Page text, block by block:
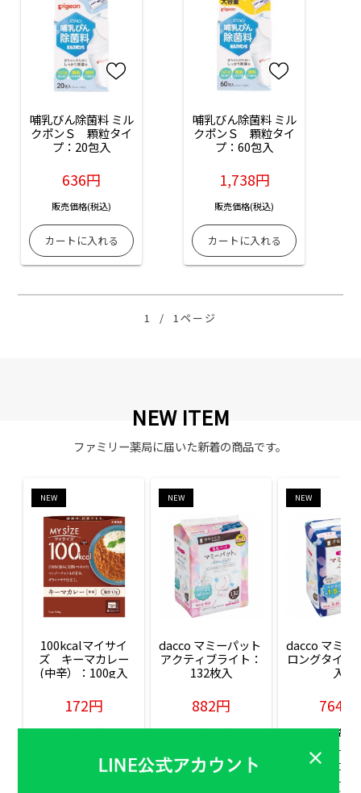
哺乳びん除菌料 ミル
クポンＳ　顆粒タイ
プ：20包入
636円
販売価格(税込)
哺乳びん除菌料 ミル
クポンＳ　顆粒タイ
プ：60包入
1,738円
販売価格(税込)
1 / 1ページ
NEW ITEM
ファミリー薬局に届いた新着の商品です。
NEW
100kcalマイサイ
ズ　キーマカレー
(中辛）：100g入
172円
販売価格(税込)
NEW
dacco マミーパット
アクティブライト：
132枚入
882円
販売価格(税込)
NEW
dacco マミー
ロングタイム
入
764円
販売価格(税